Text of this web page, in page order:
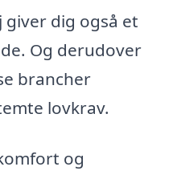
dig også et
Og derudover
brancher
lovkrav.
og